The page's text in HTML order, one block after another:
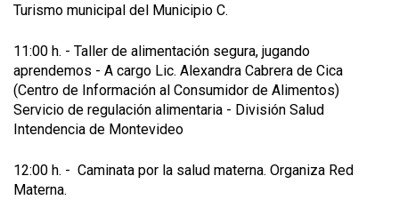
Turismo municipal del Municipio C.
11:00 h. - Taller de alimentación segura, jugando
aprendemos - A cargo Lic. Alexandra Cabrera de Cica
(Centro de Información al Consumidor de Alimentos)
Servicio de regulación alimentaria - División Salud
Intendencia de Montevideo
12:00 h. - Caminata por la salud materna. Organiza Red
Materna.